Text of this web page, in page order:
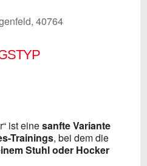
40764
ist einesanfte Variante
Trainings, bei dem die
Stuhl oder Hocker